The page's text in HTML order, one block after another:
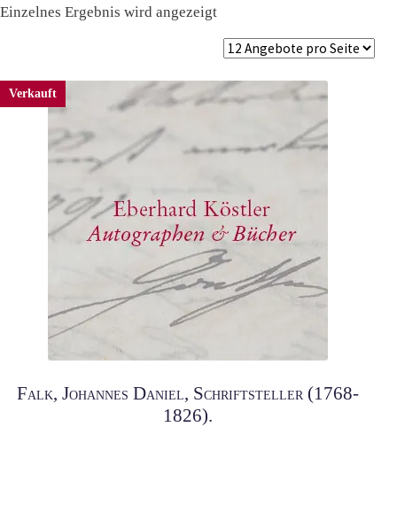
Einzelnes Ergebnis wird angezeigt
Verkauft
Falk, Johannes Daniel, Schriftsteller (1768-
1826).